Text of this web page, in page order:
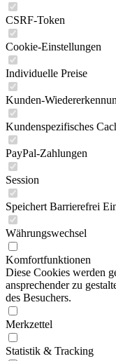
CSRF-Token
Cookie-Einstellungen
Individuelle Preise
Kunden-
Kundenspezifisches
PayPal-Zahlungen
Session
Speichert Barrierefrei
Währungswechsel
Komfortfunktionen
Diese Cookies werden
ansprechender zu
des Besuchers.
Merkzettel
Statistik & Tracking